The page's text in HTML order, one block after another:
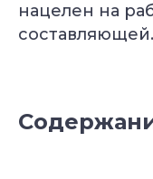
нацелен на